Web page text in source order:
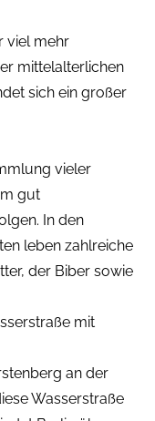
viel mehr
mittelalterlichen
sich ein großer
vieler
gut
In den
leben zahlreiche
der Biber sowie
mit
an der
Wasserstraße